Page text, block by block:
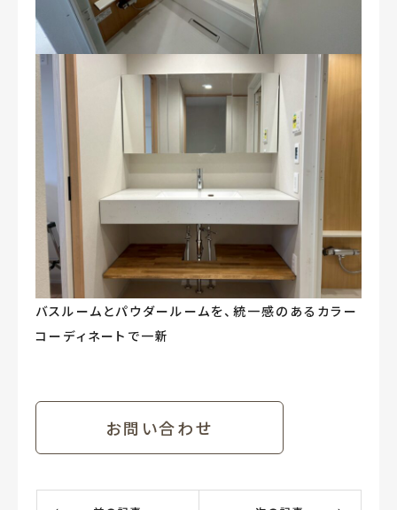
バスルームとパウダールームを、統一感のあるカラー
コーディネートで一新
お問い合わせ